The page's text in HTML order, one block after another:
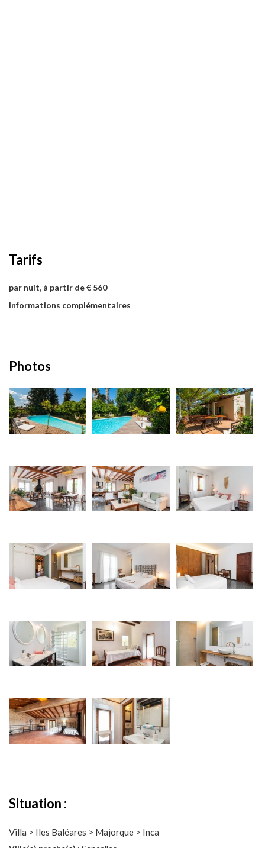
Tarifs
par nuit, à partir de € 560
Informations complémentaires
Photos
Situation :
Villa > Iles Baléares > Majorque > Inca